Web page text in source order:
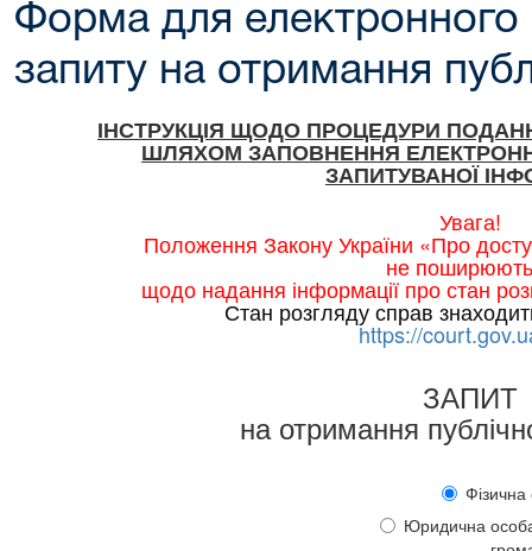
Форма для електронного
запиту на отримання